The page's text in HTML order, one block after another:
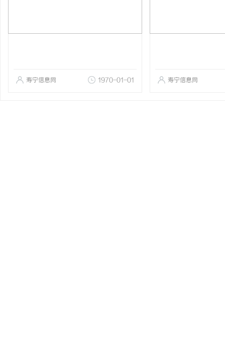
寿宁信息网 1970-01-01 寿宁信息网